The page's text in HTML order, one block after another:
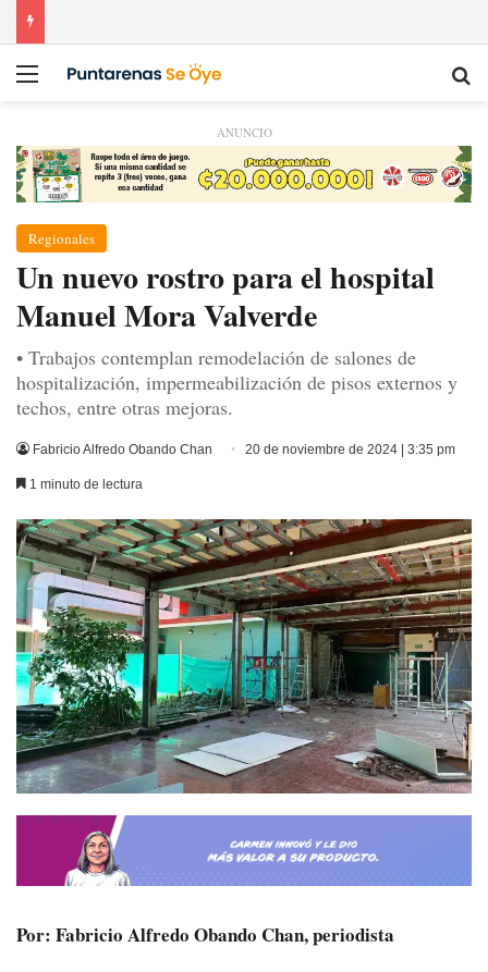
Menú
ANUNCIO
Regionales
Un nuevo rostro para el hospital
Manuel Mora Valverde
• Trabajos contemplan remodelación de salones de
hospitalización, impermeabilización de pisos externos y
techos, entre otras mejoras.
Fabricio Alfredo Obando Chan 20 de noviembre de 2024 | 3:35 pm
1 minuto de lectura
Por: Fabricio Alfredo Obando Chan, periodista